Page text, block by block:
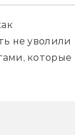
не уволили
которые